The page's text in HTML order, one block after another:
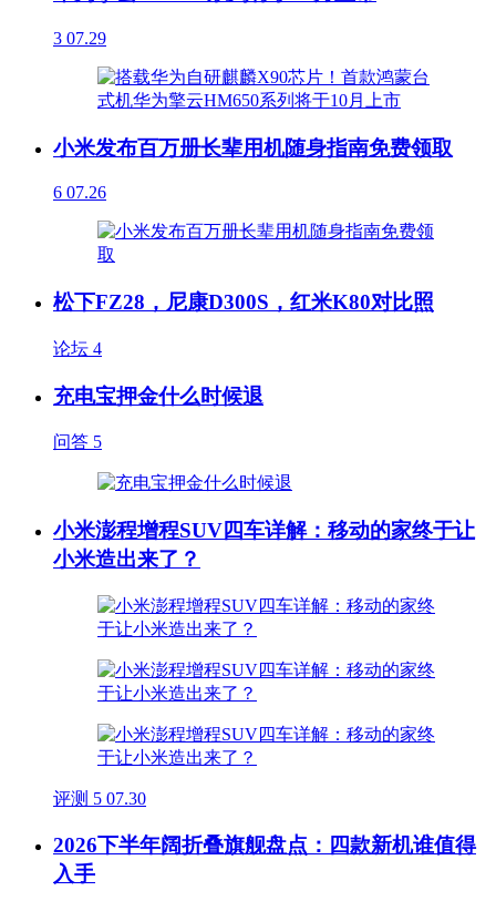
3 07.29
小米发布百万册长辈用机随身指南免费领取
6 07.26
松下FZ28，尼康D300S，红米K80对比照
论坛 4
充电宝押金什么时候退
问答 5
小米澎程增程SUV四车详解：移动的家终于让
小米造出来了？
评测 5 07.30
2026下半年阔折叠旗舰盘点：四款新机谁值得
入手